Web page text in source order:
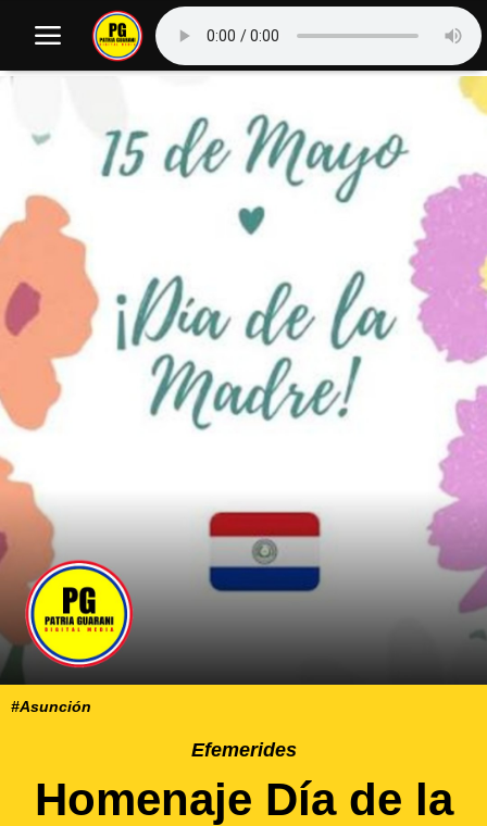
#Asunción
Efemerides
Homenaje Día de la